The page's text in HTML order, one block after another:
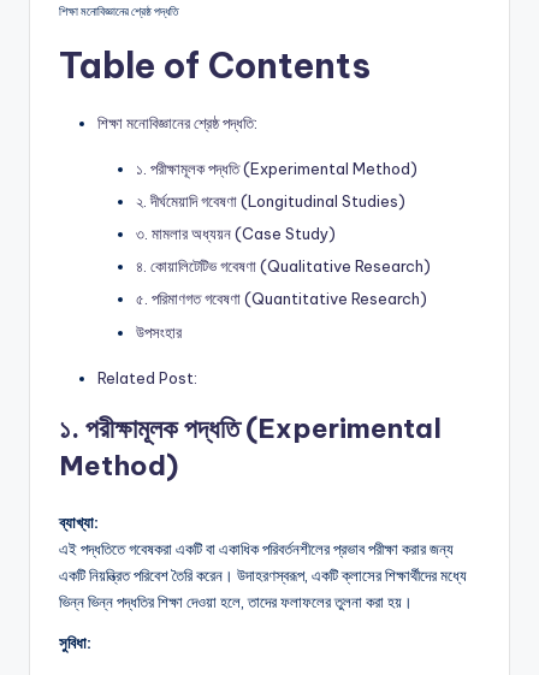
শিক্ষা মনোবিজ্ঞানের শ্রেষ্ঠ পদ্ধতি
Table of Contents
শিক্ষা মনোবিজ্ঞানের শ্রেষ্ঠ পদ্ধতি:
১. পরীক্ষামূলক পদ্ধতি (Experimental Method)
২. দীর্ঘমেয়াদি গবেষণা (Longitudinal Studies)
৩. মামলার অধ্যয়ন (Case Study)
৪. কোয়ালিটেটিভ গবেষণা (Qualitative Research)
৫. পরিমাণগত গবেষণা (Quantitative Research)
উপসংহার
Related Post:
১. পরীক্ষামূলক পদ্ধতি (Experimental
Method)
ব্যাখ্যা:
এই পদ্ধতিতে গবেষকরা একটি বা একাধিক পরিবর্তনশীলের প্রভাব পরীক্ষা করার জন্য
একটি নিয়ন্ত্রিত পরিবেশ তৈরি করেন। উদাহরণস্বরূপ, একটি ক্লাসের শিক্ষার্থীদের মধ্যে
ভিন্ন ভিন্ন পদ্ধতির শিক্ষা দেওয়া হলে, তাদের ফলাফলের তুলনা করা হয়।
সুবিধা: